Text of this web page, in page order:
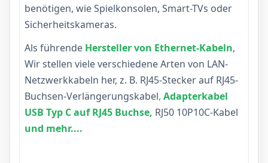
benötigen, wie Spielkonsolen, Smart-TVs oder
Sicherheitskameras.
Als führende Hersteller von Ethernet-Kabeln,
Wir stellen viele verschiedene Arten von LAN-
Netzwerkkabeln her, z. B. RJ45-Stecker auf RJ45-
Buchsen-Verlängerungskabel, Adapterkabel
USB Typ C auf RJ45 Buchse, RJ50 10P10C-Kabel
und mehr....